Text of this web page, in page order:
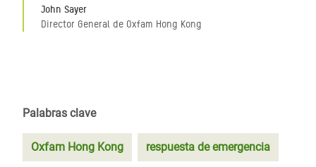
John Sayer
Director General de Oxfam Hong Kong
Palabras clave
Oxfam Hong Kong respuesta de emergencia